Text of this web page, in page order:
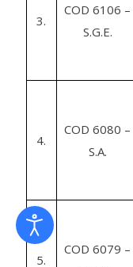
3.
COD 6106 –
S.G.E.
4.
COD 6080 –
S.A.
5.
COD 6079 –